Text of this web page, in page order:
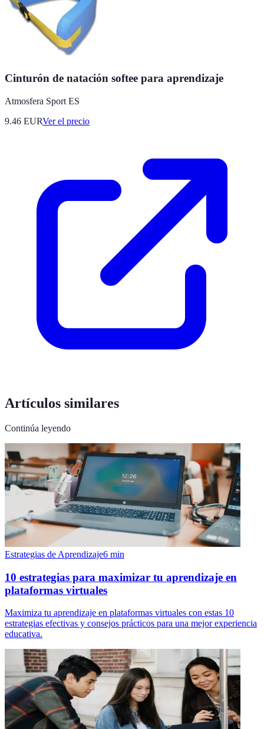
Cinturón de natación softee para aprendizaje
Atmosfera Sport ES
9.46 EURVer el precio
Artículos similares
Continúa leyendo
Estrategias de Aprendizaje6 min
10 estrategias para maximizar tu aprendizaje en
plataformas virtuales
Maximiza tu aprendizaje en plataformas virtuales con estas 10
estrategias efectivas y consejos prácticos para una mejor experiencia
educativa.